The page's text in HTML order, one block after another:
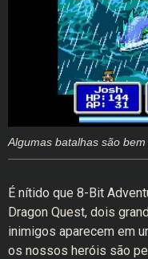
Algumas batalhas são bem
É nítido que 8-Bit
Dragon Quest, dois
inimigos aparecem em
os nossos heróis são